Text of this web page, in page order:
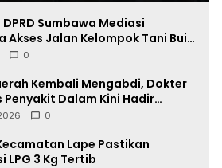
DPRD Sumbawa Mediasi
Akses Jalan Kelompok Tani Buin
0
Kembali Mengabdi, Dokter
Penyakit Dalam Kini Hadir
Masyarakat Sumbawa
0
Lape Pastikan
LPG 3 Kg Tertib